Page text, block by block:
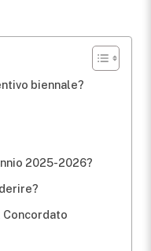
biennale?
2025-2026?
Concordato